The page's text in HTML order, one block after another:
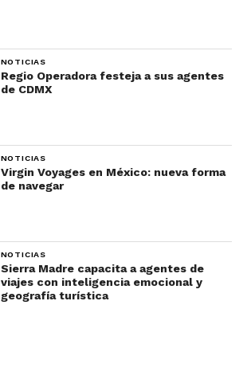
NOTICIAS
Regio Operadora festeja a sus agentes
de CDMX
NOTICIAS
Virgin Voyages en México: nueva forma
de navegar
NOTICIAS
Sierra Madre capacita a agentes de
viajes con inteligencia emocional y
geografía turística